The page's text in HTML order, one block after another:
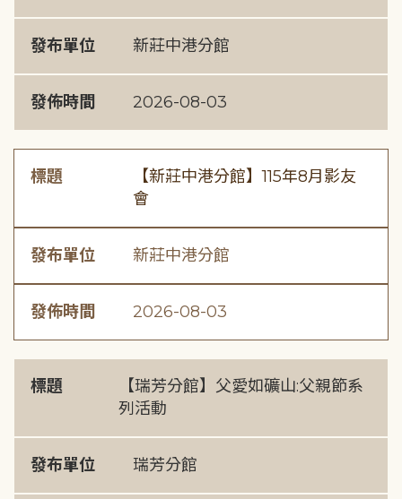
發布單位 新莊中港分館
發佈時間 2026-08-03
標題
【新莊中港分館】115年8月影友
會
發布單位 新莊中港分館
發佈時間 2026-08-03
標題
【瑞芳分館】父愛如礦山:父親節系
列活動
發布單位 瑞芳分館